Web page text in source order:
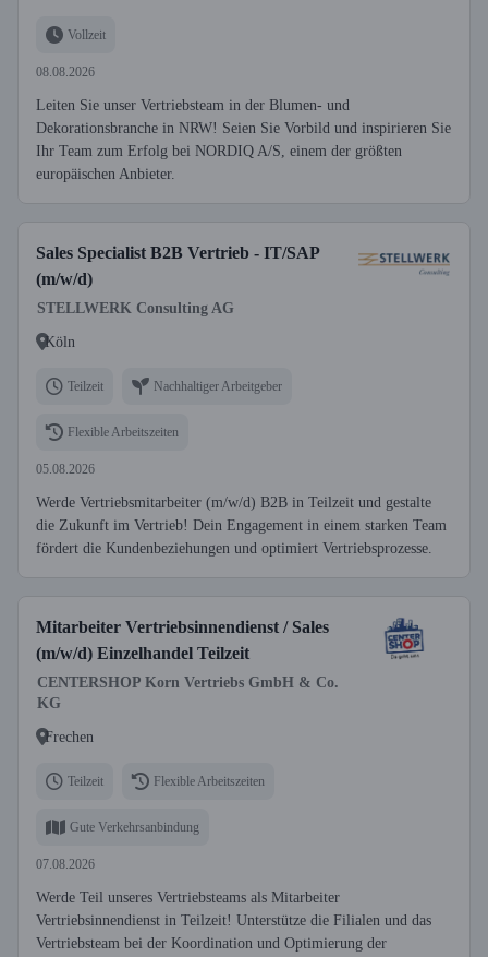
Vollzeit
08.08.2026
Leiten Sie unser Vertriebsteam in der Blumen- und
Dekorationsbranche in NRW! Seien Sie Vorbild und inspirieren Sie
Ihr Team zum Erfolg bei NORDIQ A/S, einem der größten
europäischen Anbieter.
Sales Specialist B2B Vertrieb - IT/SAP
(m/w/d)
STELLWERK Consulting AG
Köln
Teilzeit Nachhaltiger Arbeitgeber
Flexible Arbeitszeiten
05.08.2026
Werde Vertriebsmitarbeiter (m/w/d) B2B in Teilzeit und gestalte
die Zukunft im Vertrieb! Dein Engagement in einem starken Team
fördert die Kundenbeziehungen und optimiert Vertriebsprozesse.
Mitarbeiter Vertriebsinnendienst / Sales
(m/w/d) Einzelhandel Teilzeit
CENTERSHOP Korn Vertriebs GmbH & Co.
KG
Frechen
Teilzeit Flexible Arbeitszeiten
Gute Verkehrsanbindung
07.08.2026
Werde Teil unseres Vertriebsteams als Mitarbeiter
Vertriebsinnendienst in Teilzeit! Unterstütze die Filialen und das
Vertriebsteam bei der Koordination und Optimierung der